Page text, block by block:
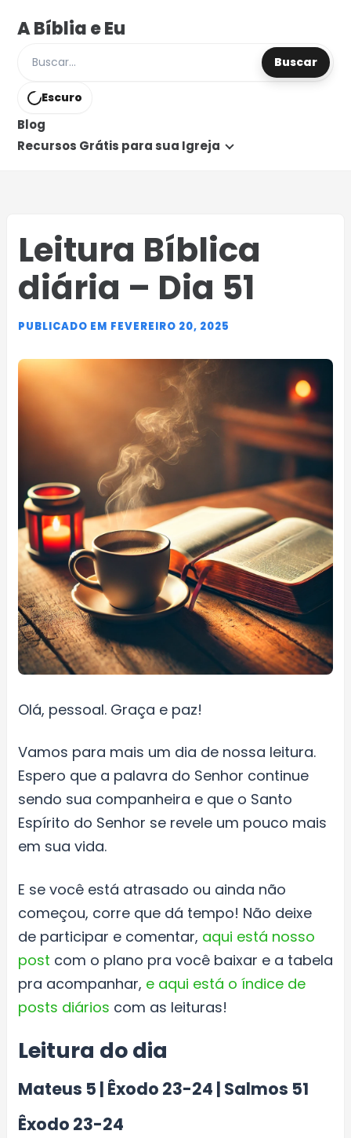
A Bíblia e Eu
Buscar posts e páginas
Buscar
Escuro
Blog
Recursos Grátis para sua Igreja
Leitura Bíblica
diária – Dia 51
PUBLICADO EM FEVEREIRO 20, 2025
Olá, pessoal. Graça e paz!
Vamos para mais um dia de nossa leitura.
Espero que a palavra do Senhor continue
sendo sua companheira e que o Santo
Espírito do Senhor se revele um pouco mais
em sua vida.
E se você está atrasado ou ainda não
começou, corre que dá tempo! Não deixe
de participar e comentar, aqui está nosso
post com o plano pra você baixar e a tabela
pra acompanhar, e aqui está o índice de
posts diários com as leituras!
Leitura do dia
Mateus 5 | Êxodo 23-24 | Salmos 51
Êxodo 23-24